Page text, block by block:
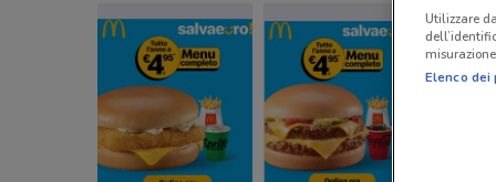
Utilizzare
Elenco dei